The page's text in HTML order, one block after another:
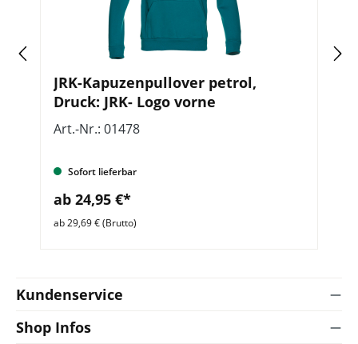
JRK-Kapuzenpullover petrol,
Druck: JRK- Logo vorne
Art.-Nr.: 01478
Sofort lieferbar
ab 24,95 €*
ab 29,69 € (Brutto)
Kundenservice
Shop Infos